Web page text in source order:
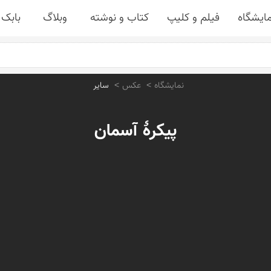
فیلم و کلیپ کتاب و نوشته وبلاگ
نمایشگاه عکس سایر
پیکرهٔ آسمان